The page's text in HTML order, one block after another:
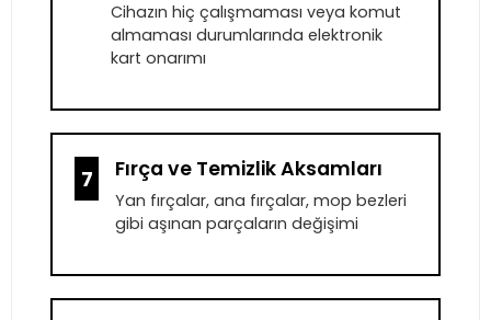
Cihazın hiç çalışmaması veya komut
almaması durumlarında elektronik
kart onarımı
7 Fırça ve Temizlik Aksamları
Yan fırçalar, ana fırçalar, mop bezleri
gibi aşınan parçaların değişimi